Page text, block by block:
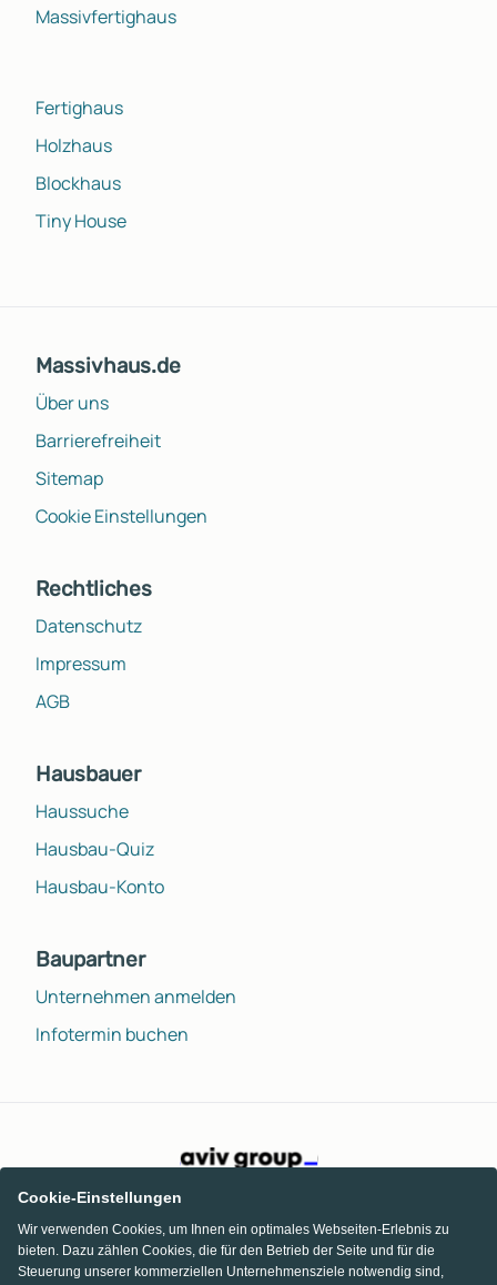
Massivfertighaus
Fertighaus
Holzhaus
Blockhaus
Tiny House
Massivhaus.de
Über uns
Barrierefreiheit
Sitemap
Cookie Einstellungen
Rechtliches
Datenschutz
Impressum
AGB
Hausbauer
Haussuche
Hausbau-Quiz
Hausbau-Konto
Baupartner
Unternehmen anmelden
Infotermin buchen
Cookie-Einstellungen
Wir verwenden Cookies, um Ihnen ein optimales Webseiten-Erlebnis zu
bieten. Dazu zählen Cookies, die für den Betrieb der Seite und für die
Steuerung unserer kommerziellen Unternehmensziele notwendig sind,